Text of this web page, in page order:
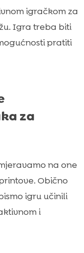
igračkom za
Igra treba biti
pratiti
za
na one
Obično
igru učinili
i